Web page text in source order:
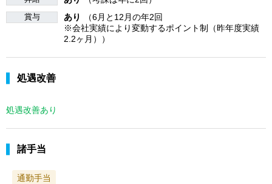
賞与 あり
（6月と12月の年2回
※会社実績により変動するポイント制（昨年度実績
2.2ヶ月））
処遇改善
処遇改善あり
諸手当
通勤手当